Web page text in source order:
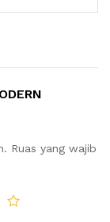
Ruas yang wajib